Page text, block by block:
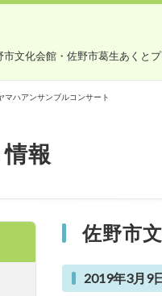
市文化会館・佐野市葛生あくと
マハアンサンブルコンサート
報
佐野市
2019年3月9